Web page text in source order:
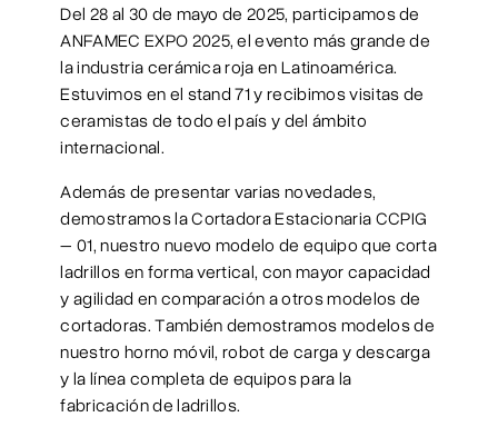
Del 28 al 30 de mayo de 2025, participamos de
ANFAMEC EXPO 2025, el evento más grande de
la industria cerámica roja en Latinoamérica.
Estuvimos en el stand 71 y recibimos visitas de
ceramistas de todo el país y del ámbito
internacional.
Además de presentar varias novedades,
demostramos la Cortadora Estacionaria CCPIG
– 01, nuestro nuevo modelo de equipo que corta
ladrillos en forma vertical, con mayor capacidad
y agilidad en comparación a otros modelos de
cortadoras.También demostramos modelos de
nuestro horno móvil, robot de carga y descarga
y la línea completa de equipos para la
fabricación de ladrillos.